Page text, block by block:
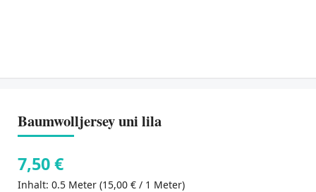
Baumwolljersey uni lila
7,50 €
Inhalt: 0.5 Meter (15,00 € / 1 Meter)